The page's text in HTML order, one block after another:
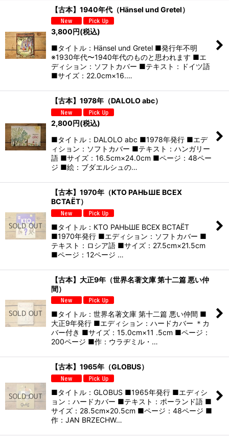
【古本】1940年代（Hänsel und Gretel）
3,800円(税込)
■タイトル：Hänsel und Gretel ■発行年不明
※1930年代〜1940年代のものと思われます ■エ
ディション：ソフトカバー ■テキスト：ドイツ語
■サイズ：22.0cm×16.…
【古本】1978年（DALOLO abc）
2,800円(税込)
■タイトル：DALOLO abc ■1978年発行 ■エデ
ィション：ソフトカバー ■テキスト：ハンガリー
語 ■サイズ：16.5cm×24.0cm ■ページ：48ペー
ジ ■絵：ブダエルシュの…
【古本】1970年（КТО РАНЬШЕ BCEX
ВСТАЁТ）
■タイトル：КТО РАНЬШЕ BCEX ВСТАЁТ
■1970年発行 ■エディション：ソフトカバー ■
テキスト：ロシア語 ■サイズ：27.5cm×21.5cm
■ページ：12ページ …
【古本】大正9年（世界名著文庫 第十二篇 悪い仲
間）
■タイトル：世界名著文庫 第十二篇 悪い仲間 ■
大正9年発行 ■エディション：ハードカバー ＊カ
バー付き ■サイズ：15.0cm×11 .5cm ■ページ：
200ページ ■作：ウラヂミル・…
【古本】1965年（GLOBUS）
■タイトル：GLOBUS ■1965年発行 ■エディシ
ョン：ハードカバー ■テキスト：ポーランド語 ■
サイズ：28.5cm×20.5cm ■ページ：48ページ ■
作：JAN BRZECHW…